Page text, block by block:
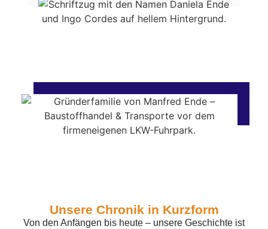
Unsere Chronik in Kurzform
Von den Anfängen bis heute – unsere Geschichte ist